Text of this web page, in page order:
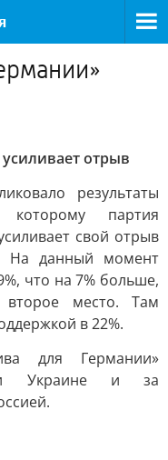
отрыв
результаты
которому партия
свой отрыв
На данный момент
что на 7% больше,
место. Там
в 22%.
для Германии»
Украине и за